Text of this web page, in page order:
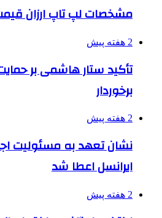
مشخصات لپ تاپ ارزان
2 هفته پیش
تأکید ستار هاشمی بر
برخوردار
2 هفته پیش
نشان تعهد به مسئولیت
ایرانسل اعطا شد
2 هفته پیش